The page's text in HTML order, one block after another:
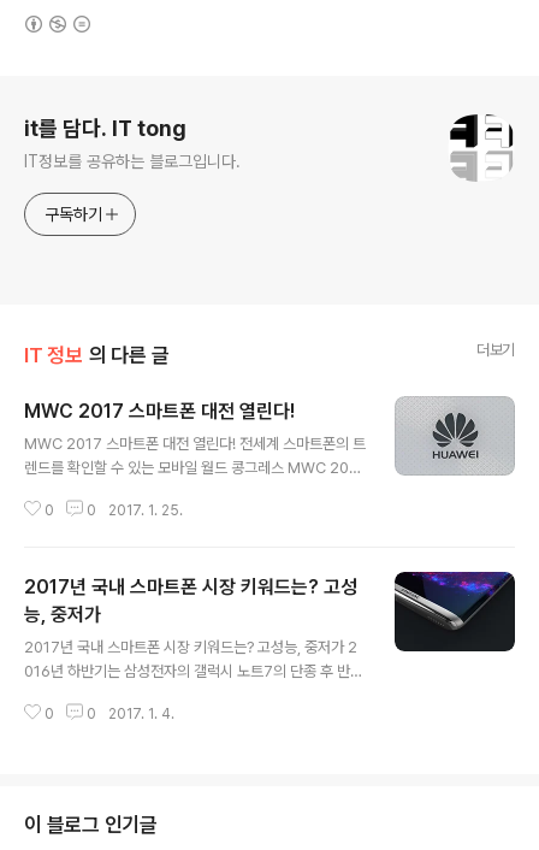
it를 담다. IT tong
IT정보를 공유하는 블로그입니다.
구독하기
IT 정보 의 다른 글 더보기
MWC 2017 스마트폰 대전 열린다!
MWC 2017 스마트폰 대전 열린다! 전세계 스마트폰의 트
렌드를 확인할 수 있는 모바일 월드 콩그레스 MWC 2017
2017에도 LG전자, 소니, 화웨이, 레노버, 샤오미 등 국내
럭시 S 시리즈의 신제품을 선보여 왔던 삼성전자의 신제품
갤럭시S8은 만나볼 수 없다는 것입니다. 삼성전자는 갤럭
시 노트7의 발화 이슈로 인해 갤럭시 S8의 공개를 3월, 출
시를 4월로 연기하면서 이번 MWC 2017에서는 티저 영
스마트폰 제조사인 삼성전자의 신제품이 빠진 MWC 201
0 0 2017. 1. 25.
2017년 국내 스마트폰 시장 키워드는? 고성
능, 중저가
2017년 국내 스마트폰 시장 키워드는? 고성능, 중저가 2
016년 하반기는 삼성전자의 갤럭시 노트7의 단종 후 반전
페리아, 화웨이, 블랙베리 등 해외 브랜드들의 국내 재출시
펼쳐졌었죠. 2017년 스마트폰 시장은 작년과 마찬가지로
한편으로는 스펙경쟁, 한쪽으로는 가격경쟁으로 스마트폰
0 0 2017. 1. 4.
이 블로그 인기글